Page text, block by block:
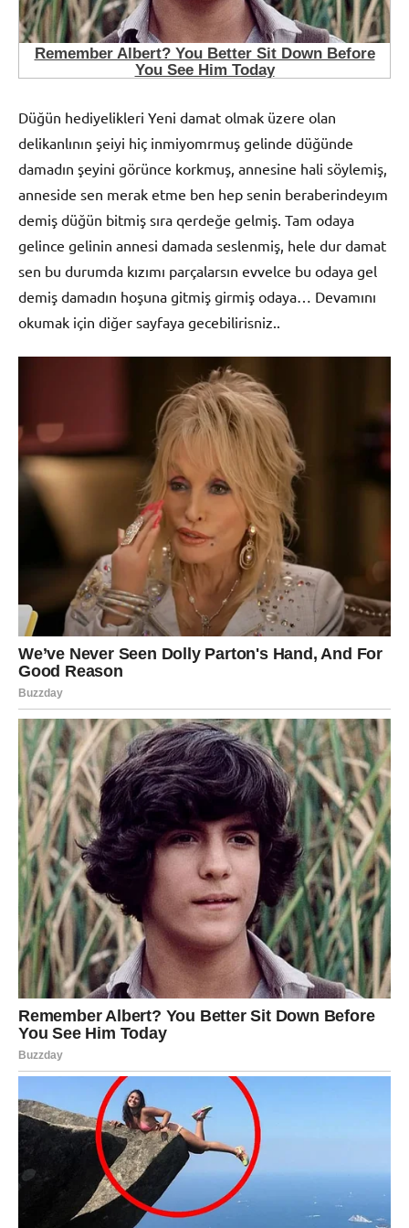
Düğün hediyelikleri Yeni damat olmak üzere olan
delikanlının şeiyi hiç inmiyomrmuş gelinde düğünde
damadın şeyini görünce korkmuş, annesine hali söylemiş,
anneside sen merak etme ben hep senin beraberindeyım
demiş düğün bitmiş sıra qerdeğe gelmiş. Tam odaya
gelince gelinin annesi damada seslenmiş, hele dur damat
sen bu durumda kızımı parçalarsın evvelce bu odaya gel
demiş damadın hoşuna gitmiş girmiş odaya… Devamını
okumak için diğer sayfaya gecebilirisniz..